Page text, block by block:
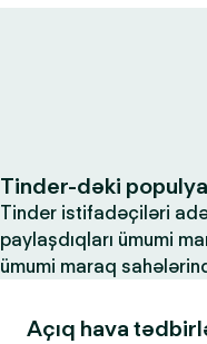
Tinder-dəki
Tinder istifadəçiləri
paylaşdıqları ümumi
ümumi maraq
Açıq hava